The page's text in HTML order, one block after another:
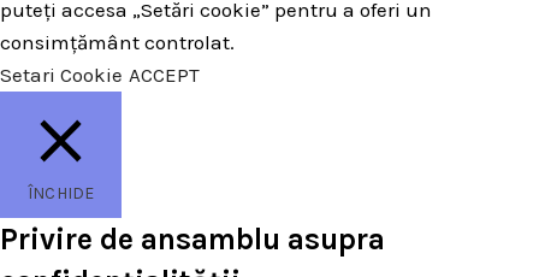
puteți accesa „Setări cookie” pentru a oferi un
consimțământ controlat.
Setari Cookie ACCEPT
ÎNCHIDE
Privire de ansamblu asupra